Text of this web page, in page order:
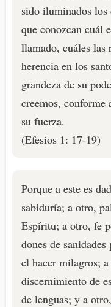
sido iluminados los
que conozcan cuál
llamado, cuáles las
herencia en los
grandeza de su
creemos,
su fuerza.
(Efesios 1: 17-19)
Porque a este es
sabiduría; a otro,
Espíritu; a otro, fe
dones de
el hacer milagros;
discernimiento de
de lenguas; y a